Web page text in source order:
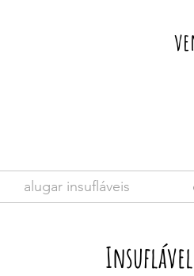
alugar insufláveis